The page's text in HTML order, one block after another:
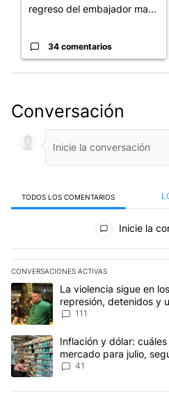
regreso del embajador ma...
34 comentarios
Conversación
TODOS LOS COMENTARIOS
Todos los comentarios
Inicie la
CONVERSACIONES ACTIVAS
Este listado muestra los artículos
Un artículo de tendencia con el
La violencia sigue en
represión, detenidos y
111
Un artículo de tendencia con el
Inflación y dólar:
mercado para julio,
41